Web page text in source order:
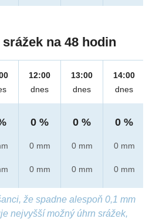
na 48 hodin
12:00
dnes
0 %
0 mm
0 mm
13:00
dnes
0 %
0 mm
0 mm
14:00
dnes
0 %
0 mm
0 mm
že spadne alespoň 0,1 mm
nejvyšší možný úhrn srážek,